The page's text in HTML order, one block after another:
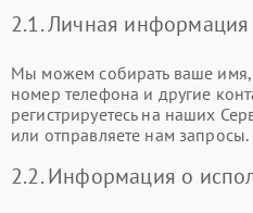
2.1. Личная информация
Мы можем собирать ваше имя,
номер телефона и другие
регистрируетесь на наших
или отправляете нам запросы.
2.2. Информация о